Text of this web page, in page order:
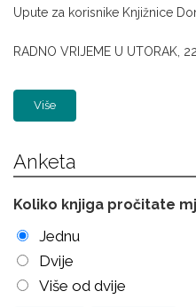
Upute za korisnike Knjižnice
RADNO VRIJEME U UTORAK,
Više
Anketa
Koliko knjiga pročitate
Jednu
Dvije
Više od dvije